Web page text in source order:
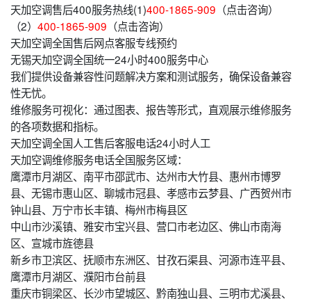
天加空调售后400服务热线(1)400-1865-909 （点击咨询）
（2） 400-1865-909 （点击咨询）
天加空调全国售后网点客服专线预约
无锡天加空调全国统一24小时400服务中心
我们提供设备兼容性问题解决方案和测试服务，确保设备兼容
性无忧。
维修服务可视化：通过图表、报告等形式，直观展示维修服务
的各项数据和指标。
天加空调全国人工售后客服电话24小时人工
天加空调维修服务电话全国服务区域：
鹰潭市月湖区、南平市邵武市、达州市大竹县、惠州市博罗
县、无锡市惠山区、聊城市冠县、孝感市云梦县、广西贺州市
钟山县、万宁市长丰镇、梅州市梅县区
中山市沙溪镇、雅安市宝兴县、营口市老边区、佛山市南海
区、宣城市旌德县
新乡市卫滨区、抚顺市东洲区、甘孜石渠县、河源市连平县、
鹰潭市月湖区、濮阳市台前县
重庆市铜梁区、长沙市望城区、黔南独山县、三明市尤溪县、